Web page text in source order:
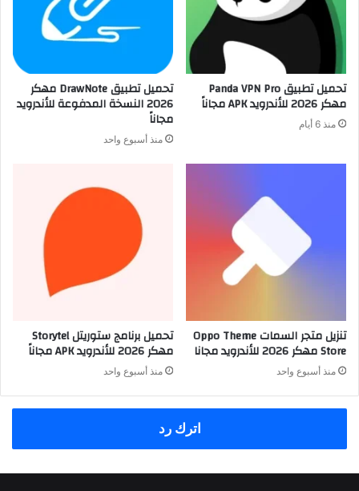
تحميل تطبيق Panda VPN Pro
مهكر 2026 للأندرويد APK مجاناً
منذ 6 أيام
تحميل تطبيق DrawNote مهكر
2026 النسخة المدفوعة للأندرويد
مجاناً
منذ أسبوع واحد
تنزيل متجر السمات Oppo Theme
Store مهكر 2026 للأندرويد مجانا
منذ أسبوع واحد
تحميل برنامج ستوريتل Storytel
مهكر 2026 للأندرويد APK مجاناً
منذ أسبوع واحد
اترك رد